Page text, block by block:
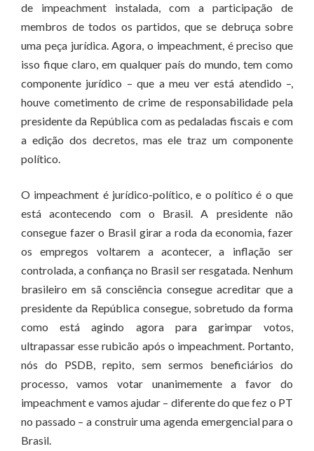
de impeachment instalada, com a participação de
membros de todos os partidos, que se debruça sobre
uma peça jurídica. Agora, o impeachment, é preciso que
isso fique claro, em qualquer país do mundo, tem como
componente jurídico – que a meu ver está atendido –,
houve cometimento de crime de responsabilidade pela
presidente da República com as pedaladas fiscais e com
a edição dos decretos, mas ele traz um componente
político.
O impeachment é jurídico-político, e o político é o que
está acontecendo com o Brasil. A presidente não
consegue fazer o Brasil girar a roda da economia, fazer
os empregos voltarem a acontecer, a inflação ser
controlada, a confiança no Brasil ser resgatada. Nenhum
brasileiro em sã consciência consegue acreditar que a
presidente da República consegue, sobretudo da forma
como está agindo agora para garimpar votos,
ultrapassar esse rubicão após o impeachment. Portanto,
nós do PSDB, repito, sem sermos beneficiários do
processo, vamos votar unanimemente a favor do
impeachment e vamos ajudar – diferente do que fez o PT
no passado – a construir uma agenda emergencial para o
Brasil.